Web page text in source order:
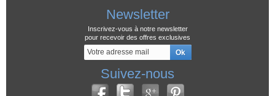
Newsletter
Inscrivez-vous à notre newsletter
pour recevoir des offres exclusives
Suivez-nous